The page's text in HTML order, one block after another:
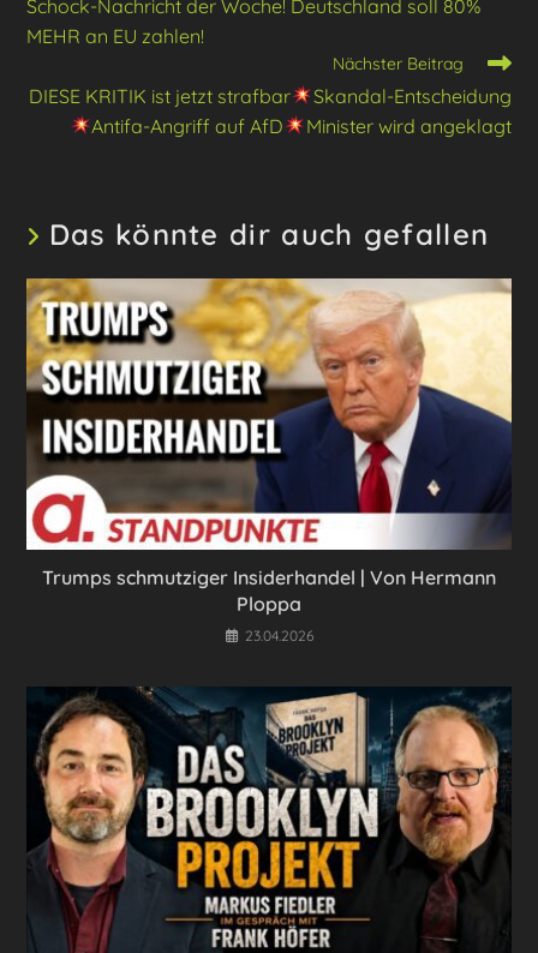
ansehen
Schock-Nachricht der Woche! Deutschland soll 80%
MEHR an EU zahlen!
Nächster Beitrag
DIESE KRITIK ist jetzt strafbar
Skandal-Entscheidung
Antifa-Angriff auf AfD
Minister wird angeklagt
Das könnte dir auch gefallen
Trumps schmutziger Insiderhandel | Von Hermann
Ploppa
23.04.2026